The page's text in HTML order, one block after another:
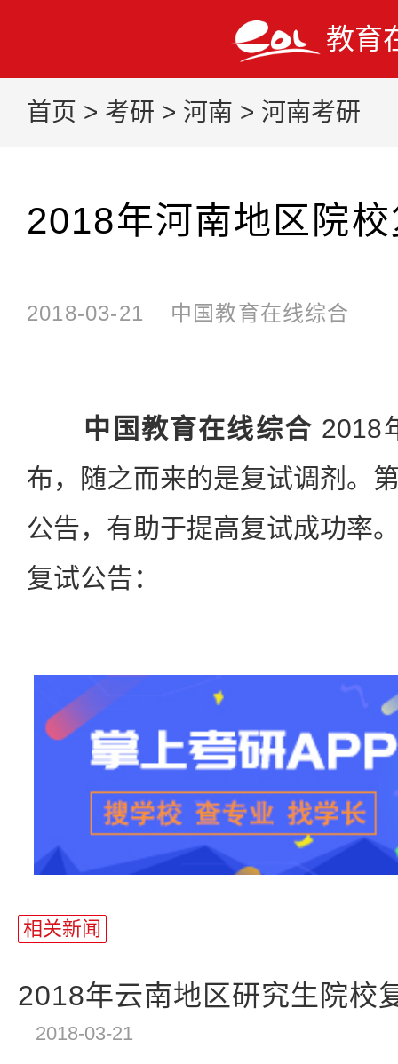
教育
首页 > 考研 > 河南 > 河南考研
2018年河南地区院
2018-03-21 中国教育在线综合
中国教育在线综合 2018
布，随之而来的是复试调剂。
公告，有助于提高复试成功率
复试公告：
相关新闻
2018年云南地区研究生院校
2018-03-21